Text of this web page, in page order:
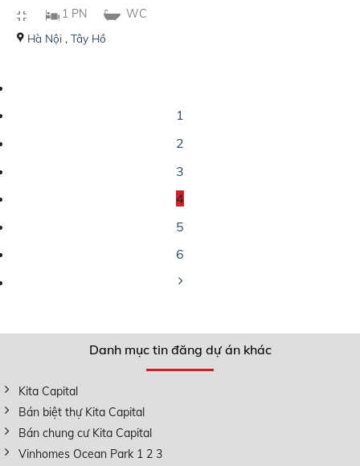
1 PN
WC
Hà Nội, Tây Hồ
1
2
3
4
5
6
Danh mục tin đăng dự án khác
Kita Capital
Bán biệt thự Kita Capital
Bán chung cư Kita Capital
Vinhomes Ocean Park 1 2 3